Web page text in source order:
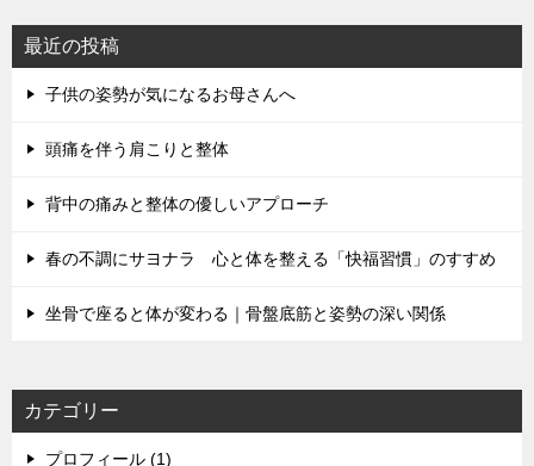
シ
ョ
最近の投稿
子供の姿勢が気になるお母さんへ
頭痛を伴う肩こりと整体
背中の痛みと整体の優しいアプローチ
春の不調にサヨナラ 心と体を整える「快福習慣」のすすめ
坐骨で座ると体が変わる｜骨盤底筋と姿勢の深い関係
カテゴリー
プロフィール (1)